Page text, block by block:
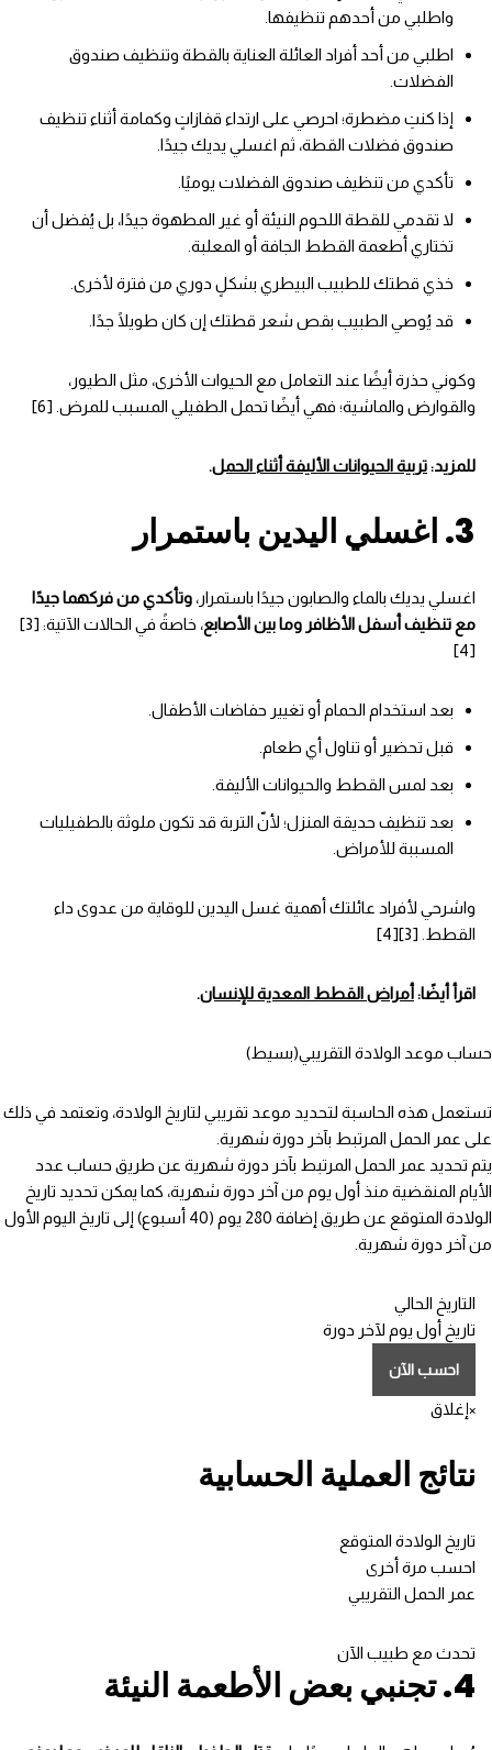
واطلبي من أحدهم تنظيفها.
اطلبي من أحد أفراد العائلة العناية بالقطة وتنظيف صندوق
الفضلات.
إذا كنتِ مضطرة؛ احرصي على ارتداء قفازاتٍ وكمامة أثناء تنظيف
صندوق فضلات القطة، ثم اغسلي يديك جيدًا.
تأكدي من تنظيف صندوق الفضلات يوميًا.
لا تقدمي للقطة اللحوم النيئة أو غير المطهوة جيدًا، بل يُفضل أن
تختاري أطعمة القطط الجافة أو المعلبة.
خذي قطتك للطبيب البيطري بشكلٍ دوري من فترة لأخرى.
قد يُوصي الطبيب بقص شعر قطتك إن كان طويلًا جدًا.
وكوني حذرة أيضًا عند التعامل مع الحيوات الأخرى، مثل الطيور،
والقوارض والماشية؛ فهي أيضًا تحمل الطفيلي المسبب للمرض. [6]
للمزيد:تربية الحيوانات الأليفة أثناء الحمل.
3. اغسلي اليدين باستمرار
اغسلي يديك بالماء والصابون جيدًا باستمرار، وتأكدي من فركهما جيدًا
مع تنظيف أسفل الأظافر وما بين الأصابع
، خاصةً في الحالات الآتية: [3]
[4]
بعد استخدام الحمام أو تغيير حفاضات الأطفال.
قبل تحضير أو تناول أي طعام.
بعد لمس القطط والحيوانات الأليفة.
بعد تنظيف حديقة المنزل؛ لأنّ التربة قد تكون ملوثة بالطفيليات
المسببة للأمراض.
واشرحي لأفراد عائلتك أهمية غسل اليدين للوقاية من عدوى داء
القطط. [3][4]
اقرأ أيضًا:أمراض القطط المعدية للإنسان.
حساب موعد الولادة التقريبي(بسيط)
تستعمل هذه الحاسبة لتحديد موعد تقريبي لتاريخ الولادة، وتعتمد في ذلك
على عمر الحمل المرتبط بآخر دورة شهرية.
يتم تحديد عمر الحمل المرتبط بآخر دورة شهرية عن طريق حساب عدد
الأيام المنقضية منذ أول يوم من آخر دورة شهرية، كما يمكن تحديد تاريخ
الولادة المتوقع عن طريق إضافة 280 يوم (40 أسبوع) إلى تاريخ اليوم الأول
من آخر دورة شهرية.
التاريخ الحالي
تاريخ أول يوم لآخر دورة
احسب الآن
×إغلاق
نتائج العملية الحسابية
تاريخ الولادة المتوقع
احسب مرة أخرى
عمر الحمل التقريبي
تحدث مع طبيب الآن
4. تجنبي بعض الأطعمة النيئة